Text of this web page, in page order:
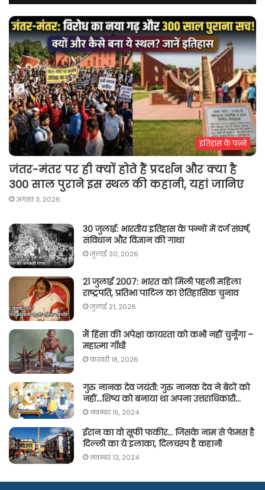
इतिहास के पन्ने
जंतर-मंतर पर ही क्यों होते हैं प्रदर्शन और क्या है
300 साल पुराने इस स्थल की कहानी, यहां जानिए
अगस्त 3, 2026
30 जुलाई: भारतीय इतिहास के पन्नों में दर्ज संघर्ष,
संविधान और विज्ञान की गाथा
जुलाई 30, 2026
21 जुलाई 2007: भारत को मिली पहली महिला
राष्ट्रपति, प्रतिभा पाटिल का ऐतिहासिक चुनाव
जुलाई 21, 2026
मैं हिंसा की अपेक्षा कायरता को कभी नहीं चुनूँगा –
महात्मा गाँधी
फ़रवरी 18, 2026
गुरु नानक देव जयंती: गुरु नानक देव ने बेटों को
नहीं…शिष्य को बनाया था अपना उत्तराधिकारी…
नवम्बर 15, 2024
ईरान का वो सूफी फकीर… जिसके नाम से फेमस है
दिल्ली का ये इलाका, दिलचस्प है कहानी
नवम्बर 13, 2024